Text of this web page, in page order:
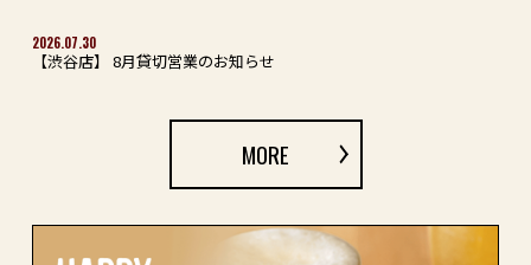
2026.07.30
【渋谷店】 8月貸切営業のお知らせ
MORE